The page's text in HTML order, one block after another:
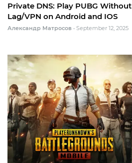
Private DNS: Play PUBG Without
Lag/VPN on Android and IOS
Александр Матросов • September 12, 2025